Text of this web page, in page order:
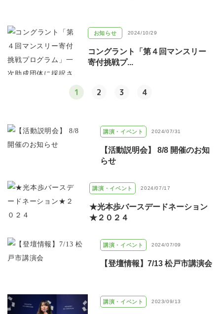
お知らせ 2024/10/29
コングラント「第４回マンスリー
寄付挑戦プ...
1 2 3 4
講演・イベント 2024/07/31
【活動説明会】 8/8 開催のお知
らせ
講演・イベント 2024/07/17
★光本歩バースデードネーション
★２０２４
講演・イベント 2024/07/09
【登壇情報】7/13 松戸市講演会
講演・イベント 2023/09/13